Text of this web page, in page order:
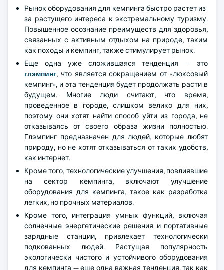
Рынок оборудования для кемпинга быстро растет из-
за растущего интереса к экстремальному туризму.
Повышенное осознание преимуществ для здоровья,
связанных с активным отдыхом на природе, таким
как походы и кемпинг, также стимулирует рынок.
Еще одна уже сложившаяся тенденция — это
глэмпинг, что является сокращением от «люксовый
кемпинг», и эта тенденция будет продолжать расти в
будущем. Многие люди считают, что время,
проведенное в городе, слишком велико для них,
поэтому они хотят найти способ уйти из города, не
отказываясь от своего образа жизни полностью.
Глэмпинг предназначен для людей, которые любят
природу, но не хотят отказываться от таких удобств,
как интернет.
Кроме того, технологические улучшения, повлиявшие
на сектор кемпинга, включают улучшение
оборудования для кемпинга, такое как разработка
легких, но прочных материалов.
Кроме того, интеграция умных функций, включая
солнечные энергетические решения и портативные
зарядные станции, привлекает технологически
подкованных людей. Растущая популярность
экологически чистого и устойчивого оборудования
для кемпинга — еще одна важная тенденция, так как